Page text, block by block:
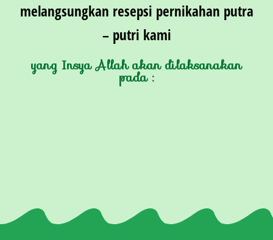
melangsungkan resepsi pernikahan putra
– putri kami
yang Insya Allah akan dilaksanakan
pada :